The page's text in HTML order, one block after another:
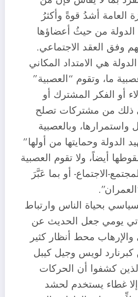
العامة أشدُ قوةً وأكثرُ
من حيثُ أعضاؤها
وفق العقد الاجتماعي.
هي الامتداد المكاني
ما، وتقوم “العصبية”
أو الفكر المشترك أو
ذلك من مشتركات تصلح
واستمرارها، وبالعصبية
الدولة وحمايتها من أولها”
أيضاً، ولا تقوم العصبية
الاجتماع- أو بما عَبَّرَ
بحياة الناس وارتباط
يومي جعل الحديث عن
والإرهاب محط أنظار كثير
لويس وجيل كيبل
كشفوا أن الحركات
غطاء يستخدم لحشد